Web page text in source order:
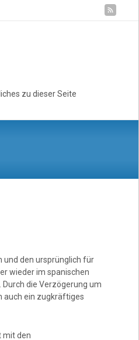
zu dieser Seite
und den ursprünglich für
wieder im spanischen
die Verzögerung um
auch ein zugkräftiges
mit den